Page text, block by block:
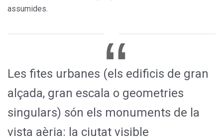
assumides.
Les fites urbanes (els edificis de gran
alçada, gran escala o geometries
singulars) són els monuments de la
vista aèria: la ciutat visible